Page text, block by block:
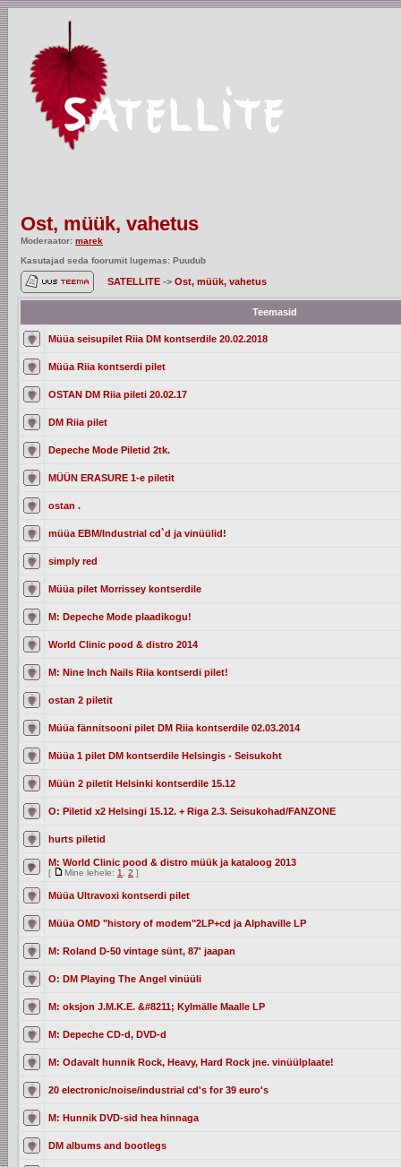
Ost, müük, vahetus
Moderaator: marek
Kasutajad seda foorumit lugemas: Puudub
SATELLITE -> Ost, müük, vahetus
Teemasid
Müüa seisupilet Riia DM kontserdile 20.02.2018
Müüa Riia kontserdi pilet
OSTAN DM Riia pileti 20.02.17
DM Riia pilet
Depeche Mode Piletid 2tk.
MÜÜN ERASURE 1-e piletit
ostan .
müüa EBM/Industrial cd`d ja vinüülid!
simply red
Müüa pilet Morrissey kontserdile
M: Depeche Mode plaadikogu!
World Clinic pood & distro 2014
M: Nine Inch Nails Riia kontserdi pilet!
ostan 2 piletit
Müüa fännitsooni pilet DM Riia kontserdile 02.03.2014
Müüa 1 pilet DM kontserdile Helsingis - Seisukoht
Müün 2 piletit Helsinki kontserdile 15.12
O: Piletid x2 Helsingi 15.12. + Riga 2.3. Seisukohad/FANZONE
hurts piletid
M: World Clinic pood & distro müük ja kataloog 2013
[ Mine lehele: 1 2 ]
Müüa Ultravoxi kontserdi pilet
Müüa OMD "history of modem"2LP+cd ja Alphaville LP
M: Roland D-50 vintage sünt, 87' jaapan
O: DM Playing The Angel vinüüli
M: oksjon J.M.K.E. &#8211; Kylmälle Maalle LP
M: Depeche CD-d, DVD-d
M: Odavalt hunnik Rock, Heavy, Hard Rock jne. vinüülplaate!
20 electronic/noise/industrial cd's for 39 euro's
M: Hunnik DVD-sid hea hinnaga
DM albums and bootlegs